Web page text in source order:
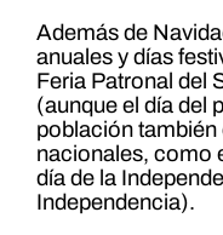
Además de
anuales y días
Feria Patronal del
(aunque el día del
población también
nacionales, como
día de la
Independencia).